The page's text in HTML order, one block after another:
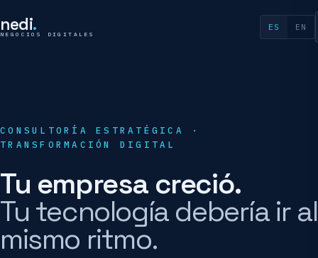
nedi.
NEGOCIOS DIGITALES
ES EN
CONSULTORÍA ESTRATÉGICA ·
TRANSFORMACIÓN DIGITAL
Tu empresa creció.
Tu tecnología debería ir al
mismo ritmo.